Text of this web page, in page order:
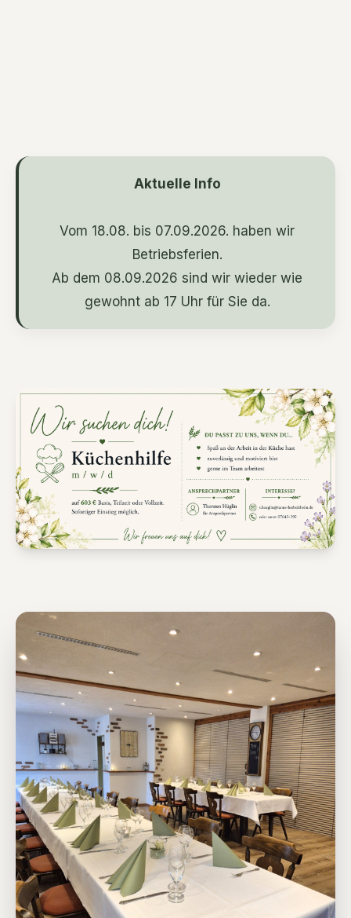
Aktuelle Info
Vom 18.08. bis 07.09.2026. haben wir
Betriebsferien.
Ab dem 08.09.2026 sind wir wieder wie
gewohnt ab 17 Uhr für Sie da.